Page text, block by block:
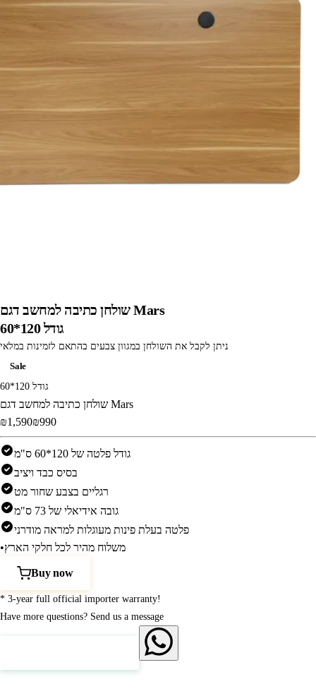
שולחן כתיבה למחשב דגם Mars
גודל 120*60
ניתן לקבל את השולחן במגוון צבעים בהתאם לזמינות במלאי
Sale
גודל 120*60
שולחן כתיבה למחשב דגם Mars
‎₪1,590‎‎₪990‎
גודל פלטה של 120*60 ס"מ
בסיס כבד ויציב
רגליים בצבע שחור מט
גובה אידיאלי של 73 ס"מ
פלטה בעלת פינות מעוגלות למראה מודרני
•משלוח מהיר לכל חלקי הארץ
Buy now
* 3-year full official importer warranty!
Have more questions? Send us a message